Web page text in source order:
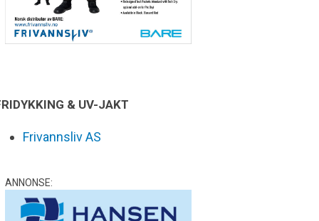
& UV-JAKT
Frivannsliv AS
ANNONSE: